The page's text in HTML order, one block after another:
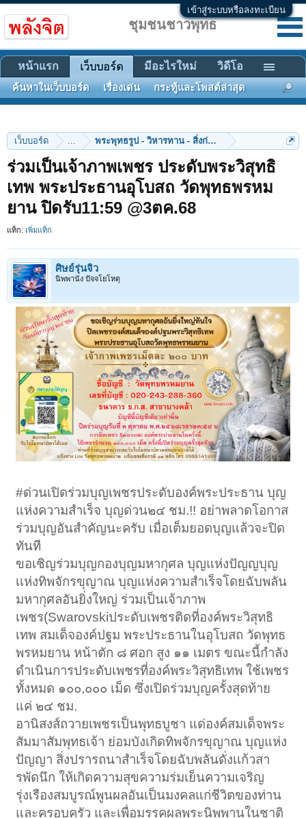
เข้าสู่ระบบหรือลงทะเบียน
เว็บบอร์ด ... พระพุทธรูป - วิหารทาน - สิ่งก่อสร้าง
ร่วมเป็นเจ้าภาพเพชร ประดับพระวิสุทธิ
เทพ พระประธานอุโบสถ วัดพุทธพรหม
ยาน ปิดรับ11:59 @3ตค.68
แท็ก: เพิ่มแท็ก
ศิษย์รุ่นจิ๋ว
นิพพานัง ปัจจโยโหตุ
#ด่วนเปิดร่วมบุญเพชรประดับองค์พระประธาน บุญ
แห่งความสำเร็จ บุญด่วน๒๔ ชม.!! อย่าพลาดโอกาส
ร่วมบุญอันสำคัญนะครับ เมื่อเต็มยอดบุญแล้วจะปิด
ทันที
ขอเชิญร่วมบุญกองบุญมหากุศล บุญแห่งปัญญบุญ
เเห่งทิพจักรขุญาณ บุญแห่งความสำเร็จโดยฉับพลัน
มหากุศลอันยิ่งใหญ่ ร่วมเป็นเจ้าภาพ
เพชร(Swarovskiประดับเพชรติดที่องค์พระวิสุทธิ
เทพ สมเด็จองค์ปฐม พระประธานในอุโบสถ วัดพุทธ
พรหมยาน หน้าตัก ๘ ศอก สูง ๑๑ เมตร ขณะนี้กำลัง
ดำเนินการประดับเพชรที่องค์พระวิสุทธิเทพ ใช้เพชร
ทั้งหมด ๑๐๐,๐๐๐ เม็ด ซึ่งเปิดร่วมบุญครั้งสุดท้าย
แค่ ๒๔ ชม.
อานิสงส์ถวายเพชรเป็นพุทธบูชา แด่องค์สมเด็จพระ
สัมมาสัมพุทธเจ้า ย่อมบังเกิดทิพจักรขุญาณ บุญแห่ง
ปัญญา สิ่งปรารถนาสำเร็จโดยฉับพลันดั่งเเก้วสา
รพัดนึก ให้เกิดความสุขความร่มเย็นความเจริญ
รุ่งเรืองสมบูรณ์พูนผลอันเป็นมงคลแก่ชีวิตของท่าน
และครอบครัว และเพื่อมรรคผลพระนิพพานในชาติ
ชุมชนชาวพุทธ
หน้าแรก เว็บบอร์ด
ค้นหาในเว็บบอร์ด เรื่องเด่น กระทู้และโพสต์ล่าสุด
มีอะไรใหม่ วิดีโอ